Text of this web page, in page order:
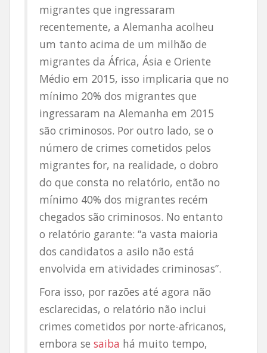
migrantes que ingressaram
recentemente, a Alemanha acolheu
um tanto acima de um milhão de
migrantes da África, Ásia e Oriente
Médio em 2015, isso implicaria que no
mínimo 20% dos migrantes que
ingressaram na Alemanha em 2015
são criminosos. Por outro lado, se o
número de crimes cometidos pelos
migrantes for, na realidade, o dobro
do que consta no relatório, então no
mínimo 40% dos migrantes recém
chegados são criminosos. No entanto
o relatório garante: “a vasta maioria
dos candidatos a asilo não está
envolvida em atividades criminosas”.
Fora isso, por razões até agora não
esclarecidas, o relatório não inclui
crimes cometidos por norte-africanos,
embora se saiba há muito tempo,